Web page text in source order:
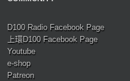
D100 Radio Facebook Page
上環D100 Facebook Page
Youtube
e-shop
Patreon